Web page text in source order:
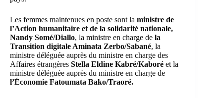
Les femmes maintenues en poste sont la ministre de
l’Action humanitaire et de la solidarité nationale,
Nandy Somé/Diallo, la ministre en charge de la
Transition digitale Aminata Zerbo/Sabané, la
ministre déléguée auprès du ministre en charge des
Affaires étrangères Stella Eldine Kabré/Kaboré et la
ministre déléguée auprès du ministre en charge de
l’Économie Fatoumata Bako/Traoré.